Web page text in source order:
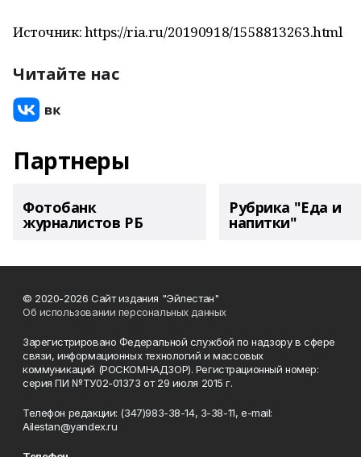
Источник: https://ria.ru/20190918/1558813263.html
Читайте нас
Партнеры
Фотобанк
журналистов РБ
Рубрика "Еда и
напитки"
© 2020-2026 Сайт издания "Эйлестан"
Об использовании персональных данных
Зарегистрировано Федеральной службой по надзору в сфере
связи, информационных технологий и массовых
коммуникаций (РОСКОМНАДЗОР). Регистрационный номер:
серия ПИ №ТУ02-01373 от 29 июля 2015 г.
Телефон редакции: (347)983-38-14, 3-38-11, e-mail:
Ailestan@yandex.ru